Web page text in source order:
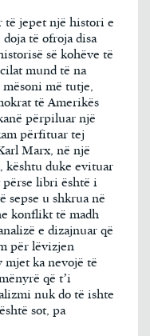
të jepet një histori e
të ofroja disa
së kohëve të
mund të na
më tutje,
të Amerikës
përpiluar një
përfituar tej
Marx, në një
duke evituar
përse libri është i
sepse u shkrua në
konflikt të madh
e dizajnuar që
për lëvizjen
mjet ka nevojë të
që t’i
nuk do të ishte
sot, pa